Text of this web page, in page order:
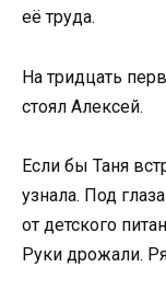
её труда.
На тридцать
стоял Алексей.
Если бы Таня
узнала. Под
от детского
Руки дрожали.